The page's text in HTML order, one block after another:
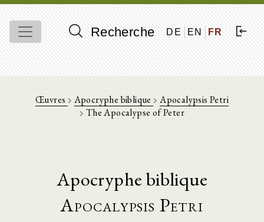
Recherche DE EN FR
Œuvres Apocryphe biblique Apocalypsis Petri
The Apocalypse of Peter
Apocryphe biblique
Apocalypsis Petri